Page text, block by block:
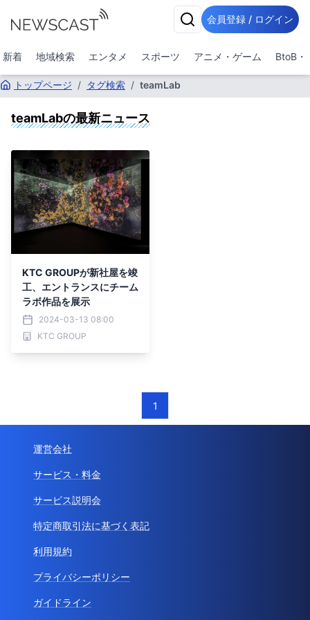
会員登録 / ログイン
新着 地域検索 エンタメ スポーツ アニメ・ゲーム BtoB・
トップページ / タグ検索 / teamLab
teamLabの最新ニュース
KTC GROUPが新社屋を竣
工、エントランスにチーム
ラボ作品を展示
2024-03-13 08:00
KTC GROUP
1
運営会社
サービス・料金
サービス説明会
特定商取引法に基づく表記
利用規約
プライバシーポリシー
ガイドライン